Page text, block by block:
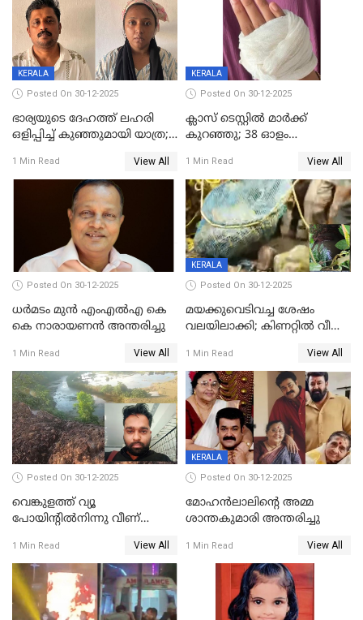
KERALA
Posted On 30-12-2025
ഭാര്യയുടെ ദേഹത്ത് ലഹരി
ഒളിപ്പിച്ച് കുഞ്ഞുമായി യാത്ര;
പിടികൂടി പൊലീസ്
1 Min Read View All
KERALA
Posted On 30-12-2025
ക്ലാസ് ടെസ്റ്റിൽ മാർക്ക്
കുറഞ്ഞു; 38 ഓളം
സെന്ററിലെ അധ്യാപകന്‍
മർദിച്ചതായി പരാതി
1 Min Read View All
Posted On 30-12-2025
ധർമടം മുൻ എംഎല്‍എ കെ
കെ നാരായണന്‍ അന്തരിച്ചു
1 Min Read View All
KERALA
Posted On 30-12-2025
മയക്കുവെടിവച്ച ശേഷം
വലയിലാക്കി; കിണറ്റിൽ വീണ
1 Min Read View All
Posted On 30-12-2025
വെങ്കുളത്ത് വ്യൂ
പോയിന്റിൽനിന്നു വീണ്
1 Min Read View All
KERALA
Posted On 30-12-2025
മോഹന്‍ലാലിന്‍റെ അമ്മ
ശാന്തകുമാരി അന്തരിച്ചു
1 Min Read View All